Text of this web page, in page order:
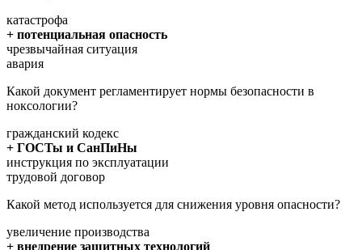
катастрофа
+ потенциальная опасность
чрезвычайная ситуация
авария
Какой документ регламентирует нормы безопасности в
ноксологии?
гражданский кодекс
+ ГОСТы и СанПиНы
инструкция по эксплуатации
трудовой договор
Какой метод используется для снижения уровня опасности?
увеличение производства
+ внедрение защитных технологий